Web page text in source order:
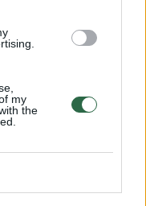
my
the
valdančioji kairė
00:04:28
intriguojančiu